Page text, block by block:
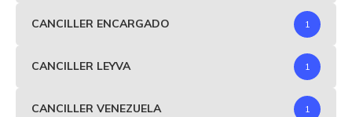
CANCILLER ENCARGADO 1
CANCILLER LEYVA 1
CANCILLER VENEZUELA 1